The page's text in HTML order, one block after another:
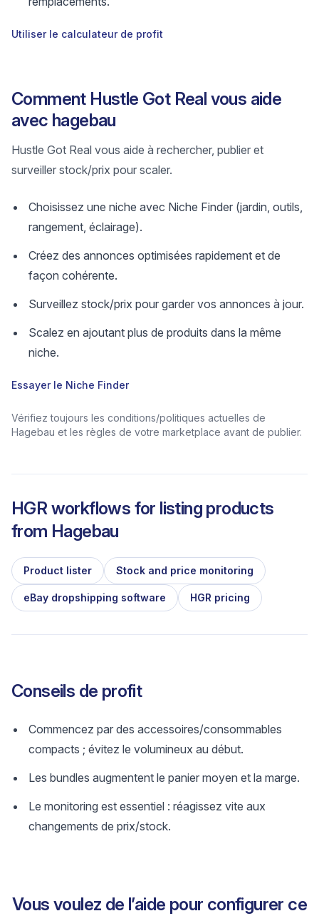
Utiliser le calculateur de profit
Comment Hustle Got Real vous aide
avec hagebau
Hustle Got Real vous aide à rechercher, publier et
surveiller stock/prix pour scaler.
Choisissez une niche avec Niche Finder (jardin, outils,
rangement, éclairage).
Créez des annonces optimisées rapidement et de
façon cohérente.
Surveillez stock/prix pour garder vos annonces à jour.
Scalez en ajoutant plus de produits dans la même
niche.
Essayer le Niche Finder
Vérifiez toujours les conditions/politiques actuelles de
Hagebau et les règles de votre marketplace avant de publier.
HGR workflows for listing products
from Hagebau
Product lister Stock and price monitoring
eBay dropshipping software HGR pricing
Conseils de profit
Commencez par des accessoires/consommables
compacts ; évitez le volumineux au début.
Les bundles augmentent le panier moyen et la marge.
Le monitoring est essentiel : réagissez vite aux
changements de prix/stock.
Vous voulez de l’aide pour configurer ce